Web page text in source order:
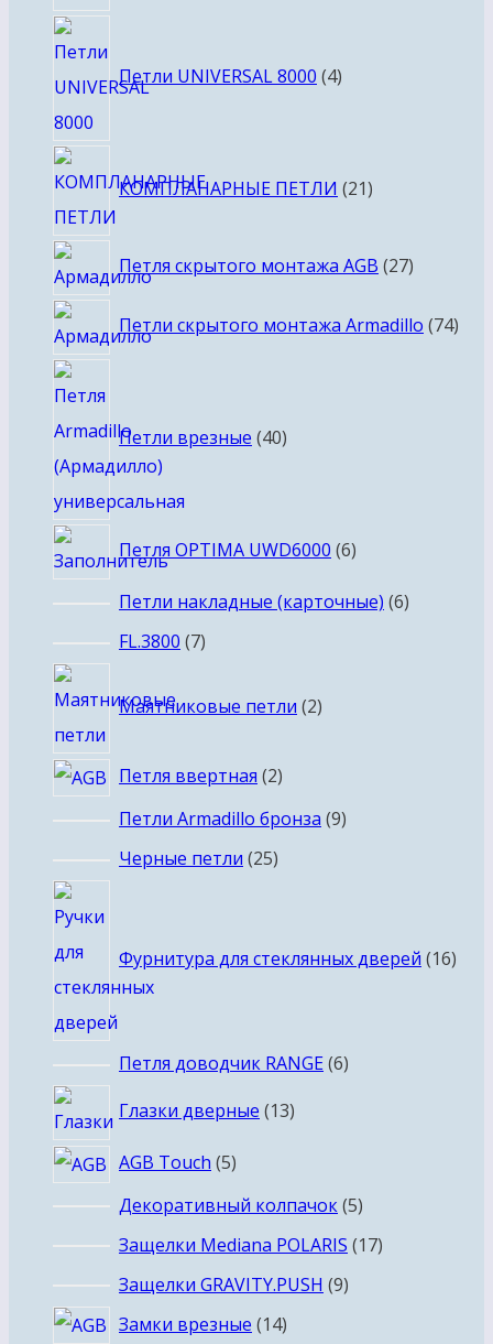
Петли UNIVERSAL 8000 4товара
КОМПЛАНАРНЫЕ ПЕТЛИ 21товар
Петля скрытого монтажа AGB 2727
Петли скрытого монтажа Armadillo 7474
Петли врезные 40
Петля OPTIMA UWD6000 66
Петли накладные (карточные) 66
FL.3800 77
Маятниковые петли 2товара
Петля ввертная 22
товара
Петли Armadillo бронза 99
Черные петли 2525
Фурнитура для стеклянных дверей 16
Петля доводчик RANGE 66
Глазки дверные 1313
AGB Touch 55
товаров
Декоративный колпачок 55
товаров
Защелки Mediana POLARIS 1717
Защелки GRAVITY.PUSH 99
Замки врезные 1414